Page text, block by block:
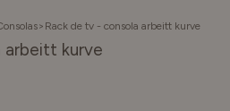
> Rack de tv - consola arbeitt kurve
arbeitt kurve